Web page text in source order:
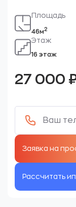
Площадь
46м2
Этаж
16 этаж
27 000
Рассчитать